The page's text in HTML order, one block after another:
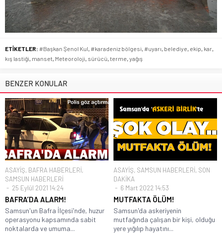
ETİKETLER: #Başkan Şenol Kul, #karadeniz bölgesi, #uyarı, belediye, ekip, kar,
kış lastiği, manset, Meteoroloji, sürücü, terme, yağış
BENZER KONULAR
ASAYİŞ, BAFRA HABERLERİ,
SAMSUN HABERLERİ
25 Eylül 2021 14:24
BAFRA’DA ALARM!
Samsun'un Bafra İlçesi'nde, huzur
operasyonu kapsamında sabit
noktalarda ve umuma...
ASAYİŞ, SAMSUN HABERLERİ, SON
DAKİKA
6 Mart 2022 14:53
MUTFAKTA ÖLÜM!
Samsun'da askeriyenin
mutfağında çalışan bir kişi, olduğu
yere yığılıp hayatını...